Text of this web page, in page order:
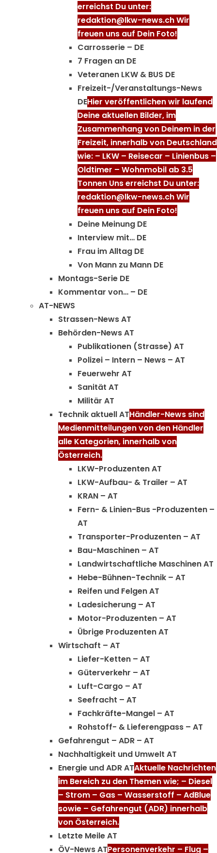
erreichst Du unter:
redaktion@lkw-news.ch Wir
freuen uns auf Dein Foto!
Carrosserie – DE
7 Fragen an DE
Veteranen LKW & BUS DE
Freizeit-/Veranstaltungs-News
DEHier veröffentlichen wir laufend
Deine aktuellen Bilder, im
Zusammenhang von Deinem in der
Freizeit, innerhalb von Deutschland
wie: – LKW – Reisecar – Linienbus –
Oldtimer – Wohnmobil ab 3.5
Tonnen Uns erreichst Du unter:
redaktion@lkw-news.ch Wir
freuen uns auf Dein Foto!
Deine Meinung DE
Interview mit… DE
Frau im Alltag DE
Von Mann zu Mann DE
Montags-Serie DE
Kommentar von… – DE
AT-NEWS
Strassen-News AT
Behörden-News AT
Publikationen (Strasse) AT
Polizei – Intern – News – AT
Feuerwehr AT
Sanität AT
Militär AT
Technik aktuell ATHändler-News sind
Medienmitteilungen von den Händler
alle Kategorien, innerhalb von
Österreich.
LKW-Produzenten AT
LKW-Aufbau- & Trailer – AT
KRAN – AT
Fern- & Linien-Bus -Produzenten –
AT
Transporter-Produzenten – AT
Bau-Maschinen – AT
Landwirtschaftliche Maschinen AT
Hebe-Bühnen-Technik – AT
Reifen und Felgen AT
Ladesicherung – AT
Motor-Produzenten – AT
Übrige Produzenten AT
Wirtschaft – AT
Liefer-Ketten – AT
Güterverkehr – AT
Luft-Cargo – AT
Seefracht – AT
Fachkräfte-Mangel – AT
Rohstoff- & Lieferengpass – AT
Gefahrengut – ADR – AT
Nachhaltigkeit und Umwelt AT
Energie und ADR ATAktuelle Nachrichten
im Bereich zu den Themen wie; – Diesel
– Strom – Gas – Wasserstoff – AdBlue
sowie – Gefahrengut (ADR) innerhalb
von Österreich.
Letzte Meile AT
ÖV-News ATPersonenverkehr – Flug –